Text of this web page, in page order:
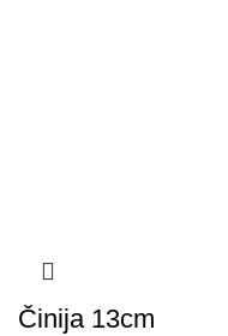
Činija 13cm